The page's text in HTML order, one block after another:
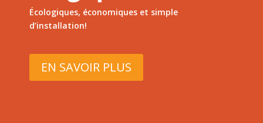
Écologiques, économiques et simple
d’installation!
EN SAVOIR PLUS